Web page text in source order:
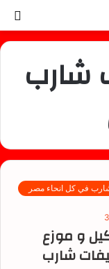
شارب
في كل انحاء مصر
و موزع
شارب